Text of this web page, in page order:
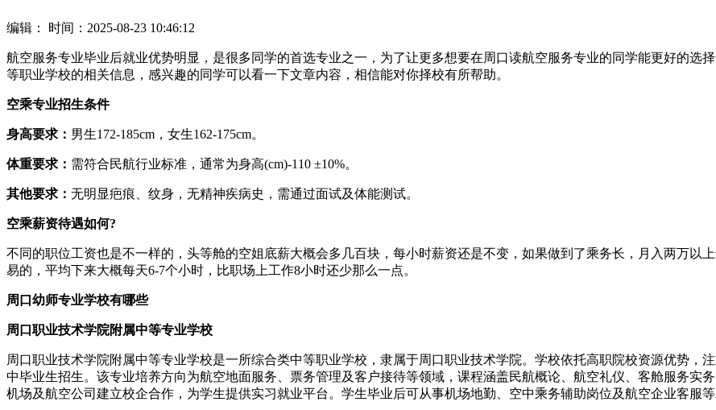
编辑： 时间：2025-08-23 10:46:12
航空服务专业毕业后就业优势明显，是很多同学的首选专业之一，为了让更多想要在周口读航空服务专业的同学能更好的选
等职业学校的相关信息，感兴趣的同学可以看一下文章内容，相信能对你择校有所帮助。
空乘专业招生条件
身高要求： 男生172-185cm，女生162-175cm。
体重要求： 需符合民航行业标准，通常为身高(cm)-110 ±10%。
其他要求： 无明显疤痕、纹身，无精神疾病史，需通过面试及体能测试。
空乘薪资待遇如何?
不同的职位工资也是不一样的，头等舱的空姐底薪大概会多几百块，每小时薪资还是不变，如果做到了乘务长，月入两万以
易的，平均下来大概每天6-7个小时，比职场上工作8小时还少那么一点。
周口幼师专业学校有哪些
周口职业技术学院附属中等专业学校
周口职业技术学院附属中等专业学校是一所综合类中等职业学校，隶属于周口职业技术学院。学校依托高职院校资源优势，
中毕业生招生。该专业培养方向为航空地面服务、票务管理及客户接待等领域，课程涵盖民航概论、航空礼仪、客舱服务实
机场及航空公司建立校企合作，为学生提供实习就业平台。学生毕业后可从事机场地勤、空中乘务辅助岗位及航空企业客服等